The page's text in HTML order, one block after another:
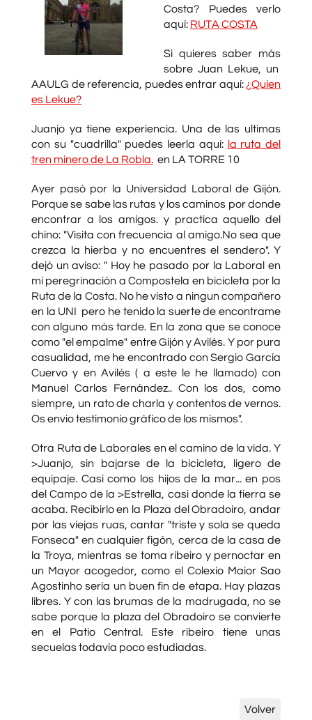
Costa? Puedes verlo
aquí: RUTA COSTA
Si quieres saber más
sobre Juan Lekue, un
AAULG de referencia, puedes entrar aquí: ¿Quien
es Lekue?
Juanjo ya tiene experiencia. Una de las ultimas
con su "cuadrilla" puedes leerla aquí: la ruta del
tren minero de La Robla. en LA TORRE 10
Ayer pasó por la Universidad Laboral de Gijón.
Porque se sabe las rutas y los caminos por donde
encontrar a los amigos. y practica aquello del
chino: "Visita con frecuencia al amigo.No sea que
crezca la hierba y no encuentres el sendero". Y
dejó un aviso: " Hoy he pasado por la Laboral en
mi peregrinación a Compostela en bicicleta por la
Ruta de la Costa. No he visto a ningun compañero
en la UNI pero he tenido la suerte de encontrame
con alguno más tarde. En la zona que se conoce
como "el empalme" entre Gijón y Avilés. Y por pura
casualidad, me he encontrado con Sergio García
Cuervo y en Avilés ( a este le he llamado) con
Manuel Carlos Fernández.. Con los dos, como
siempre, un rato de charla y contentos de vernos.
Os envio testimonio gráfico de los mismos".
Otra Ruta de Laborales en el camino de la vida. Y
>Juanjo, sin bajarse de la bicicleta, ligero de
equipaje. Casi como los hijos de la mar... en pos
del Campo de la >Estrella, casi donde la tierra se
acaba. Recibirlo en la Plaza del Obradoiro, andar
por las viejas ruas, cantar "triste y sola se queda
Fonseca" en cualquier figón, cerca de la casa de
la Troya, mientras se toma ribeiro y pernoctar en
un Mayor acogedor, como el Colexio Maior Sao
Agostinho sería un buen fin de etapa. Hay plazas
libres. Y con las brumas de la madrugada, no se
sabe porque la plaza del Obradoiro se convierte
en el Patio Central. Este ribeiro tiene unas
secuelas todavía poco estudiadas.
Volver